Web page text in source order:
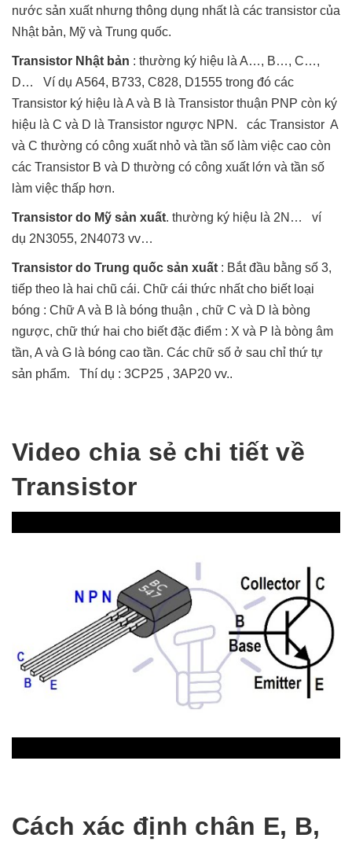
nước sản xuất nhưng thông dụng nhất là các transistor của
Nhật bản, Mỹ và Trung quốc.
Transistor Nhật bản : thường ký hiệu là A…, B…, C…,
D… Ví dụ A564, B733, C828, D1555 trong đó các
Transistor ký hiệu là A và B là Transistor thuận PNP còn ký
hiệu là C và D là Transistor ngược NPN. các Transistor A
và C thường có công xuất nhỏ và tần số làm việc cao còn
các Transistor B và D thường có công xuất lớn và tần số
làm việc thấp hơn.
Transistor do Mỹ sản xuất. thường ký hiệu là 2N… ví
dụ 2N3055, 2N4073 vv…
Transistor do Trung quốc sản xuất : Bắt đầu bằng số 3,
tiếp theo là hai chũ cái. Chữ cái thức nhất cho biết loại
bóng : Chữ A và B là bóng thuận , chữ C và D là bòng
ngược, chữ thứ hai cho biết đặc điểm : X và P là bòng âm
tần, A và G là bóng cao tần. Các chữ số ở sau chỉ thứ tự
sản phẩm. Thí dụ : 3CP25 , 3AP20 vv..
Video chia sẻ chi tiết về
Transistor
Cách xác định chân E, B,